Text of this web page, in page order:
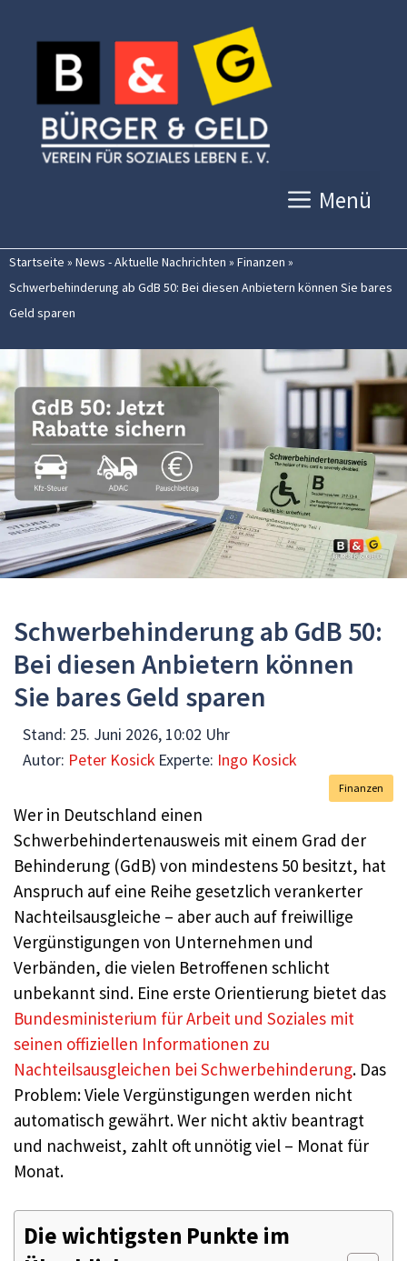
Inhalt
springen
Menü
Startseite » News - Aktuelle Nachrichten » Finanzen »
Schwerbehinderung ab GdB 50: Bei diesen Anbietern können Sie bares
Geld sparen
Schwerbehinderung ab GdB 50:
Bei diesen Anbietern können
Sie bares Geld sparen
Stand: 25. Juni 2026, 10:02 Uhr
Autor: Peter Kosick Experte: Ingo Kosick
Finanzen
Wer in Deutschland einen
Schwerbehindertenausweis mit einem Grad der
Behinderung (GdB) von mindestens 50 besitzt, hat
Anspruch auf eine Reihe gesetzlich verankerter
Nachteilsausgleiche – aber auch auf freiwillige
Vergünstigungen von Unternehmen und
Verbänden, die vielen Betroffenen schlicht
unbekannt sind. Eine erste Orientierung bietet das
Bundesministerium für Arbeit und Soziales mit
seinen offiziellen Informationen zu
Nachteilsausgleichen bei Schwerbehinderung. Das
Problem: Viele Vergünstigungen werden nicht
automatisch gewährt. Wer nicht aktiv beantragt
und nachweist, zahlt oft unnötig viel – Monat für
Monat.
Die wichtigsten Punkte im